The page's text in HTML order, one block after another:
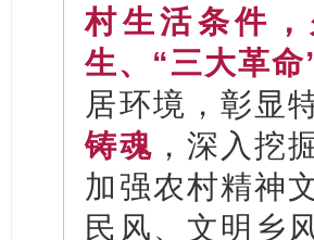
村生活条件，
生、“三大革
居环境，彰显
铸魂 ，深入挖
加强农村精神
民风、文明乡